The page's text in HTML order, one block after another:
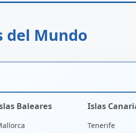
del Mundo
Baleares Islas
Tenerife